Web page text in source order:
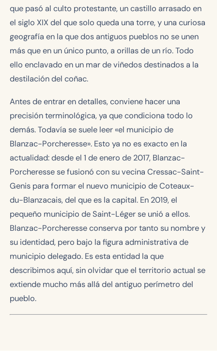
que pasó al culto protestante, un castillo arrasado en
el siglo XIX del que solo queda una torre, y una curiosa
geografía en la que dos antiguos pueblos no se unen
más que en un único punto, a orillas de un río. Todo
ello enclavado en un mar de viñedos destinados a la
destilación del coñac.
Antes de entrar en detalles, conviene hacer una
precisión terminológica, ya que condiciona todo lo
demás. Todavía se suele leer «el municipio de
Blanzac-Porcheresse». Esto ya no es exacto en la
actualidad: desde el 1 de enero de 2017, Blanzac-
Porcheresse se fusionó con su vecina Cressac-Saint-
Genis para formar el nuevo municipio de Coteaux-
du-Blanzacais, del que es la capital. En 2019, el
pequeño municipio de Saint-Léger se unió a ellos.
Blanzac-Porcheresse conserva por tanto su nombre y
su identidad, pero bajo la figura administrativa de
municipio delegado. Es esta entidad la que
describimos aquí, sin olvidar que el territorio actual se
extiende mucho más allá del antiguo perímetro del
pueblo.